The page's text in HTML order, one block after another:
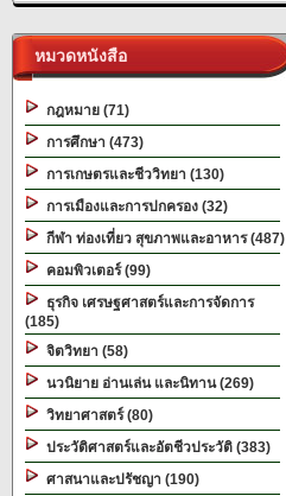
หมวดหนังสือ
กฎหมาย (71)
การศึกษา (473)
การเกษตรและชีววิทยา (130)
การเมืองและการปกครอง (32)
กีฬา ท่องเที่ยว สุขภาพและอาหาร (487)
คอมพิวเตอร์ (99)
ธุรกิจ เศรษฐศาสตร์และการจัดการ
(185)
จิตวิทยา (58)
นวนิยาย อ่านเล่น และนิทาน (269)
วิทยาศาสตร์ (80)
ประวัติศาสตร์และอัตชีวประวัติ (383)
ศาสนาและปรัชญา (190)